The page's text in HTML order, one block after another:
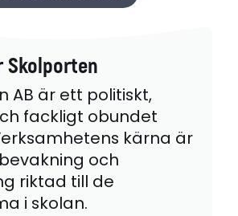
Skolporten
AB är ett politiskt,
fackligt obundet
kärna är
och
riktad till de
i skolan.